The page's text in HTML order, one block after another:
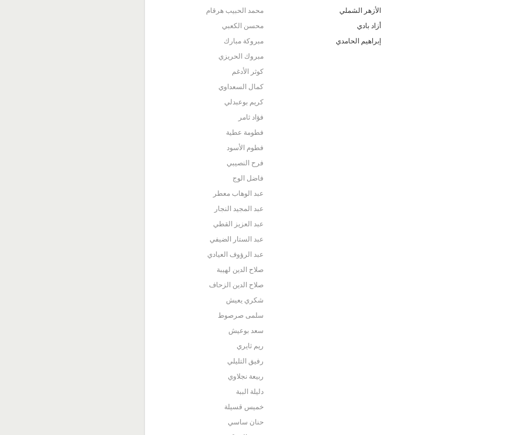
الأزهر الشملي
أزاد بادي
إبراهيم الحامدي
محمد الحبيب هرقام
محسن الكعبي
مبروكة مبارك
مبروك الحريزي
كوثر الأدغم
كمال السعداوي
كريم بوعبدلي
فؤاد ثامر
فطومة عطية
فطوم الأسود
فرح النصيبي
فاضل الوج
عبد الوهاب معطر
عبد المجيد النجار
عبد العزيز القطي
عبد الستار الضيفي
عبد الرؤوف العيادي
صلاح الدين لهيبة
صلاح الدين الزحاف
شكري يعيش
سلمى صرصوط
سعد بوعيش
ريم ثايري
رفيق التليلي
ربيعة نجلاوي
دليلة الببة
خميس قسيلة
حنان ساسي